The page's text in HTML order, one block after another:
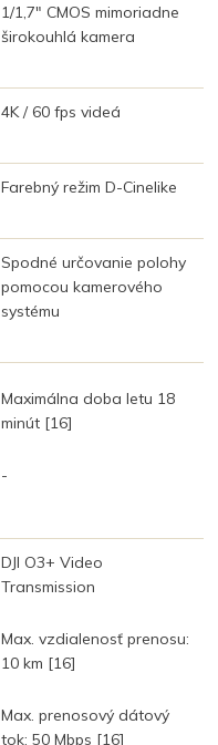
1/1,7″ CMOS mimoriadne
širokouhlá kamera
4K / 60 fps videá
Farebný režim D-Cinelike
Spodné určovanie polohy
pomocou kamerového
systému
Maximálna doba letu 18
minút [16]
-
DJI O3+ Video
Transmission
Max. vzdialenosť prenosu:
10 km [16]
Max. prenosový dátový
tok: 50 Mbps [16]